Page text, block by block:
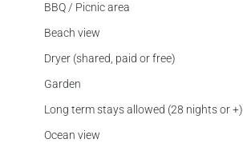
BBQ / Picnic area
Beach view
Dryer (shared, paid or free)
Garden
Long term stays allowed (28 nights or +)
Ocean view